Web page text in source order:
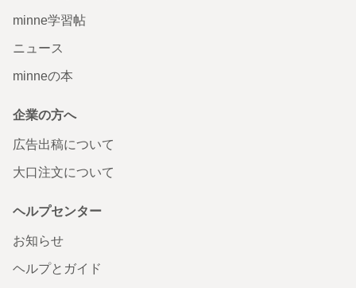
minne学習帖
ニュース
minneの本
企業の方へ
広告出稿について
大口注文について
ヘルプセンター
お知らせ
ヘルプとガイド